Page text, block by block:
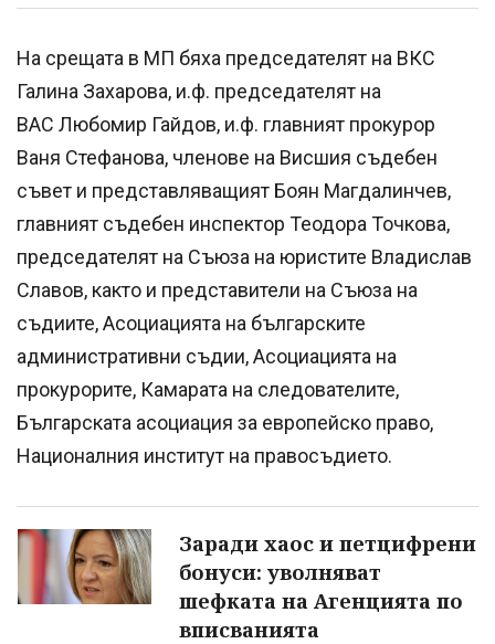
На срещата в МП бяха председателят на ВКС
Галина Захарова, и.ф. председателят на
ВАС Любомир Гайдов, и.ф. главният прокурор
Ваня Стефанова, членове на Висшия съдебен
съвет и представляващият Боян Магдалинчев,
главният съдебен инспектор Теодора Точкова,
председателят на Съюза на юристите Владислав
Славов, както и представители на Съюза на
съдиите, Асоциацията на българските
административни съдии, Асоциацията на
прокурорите, Камарата на следователите,
Българската асоциация за европейско право,
Националния институт на правосъдието.
Заради хаос и петцифрени
бонуси: уволняват
шефката на Агенцията по
вписванията